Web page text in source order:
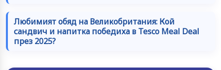
Любимият обяд на Великобритания: Кой
сандвич и напитка победиха в Tesco Meal Deal
през 2025?